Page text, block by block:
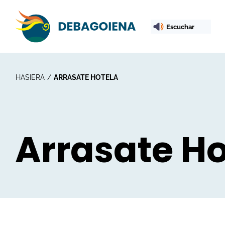
Escuchar
HASIERA ARRASATE HOTELA
Arrasate